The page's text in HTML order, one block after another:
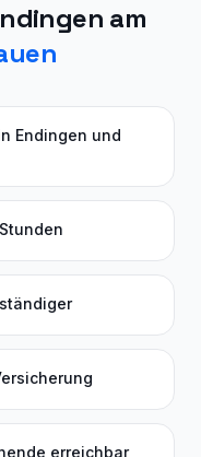
am
Endingen und
erreichbar